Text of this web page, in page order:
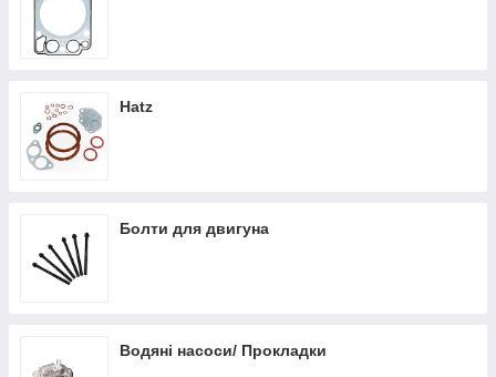
Hatz
Болти для двигуна
Водяні насоси/ Прокладки